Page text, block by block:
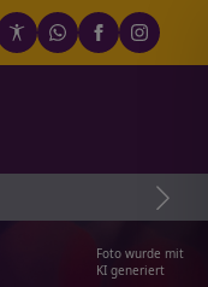
Foto wurde mit
KI generiert